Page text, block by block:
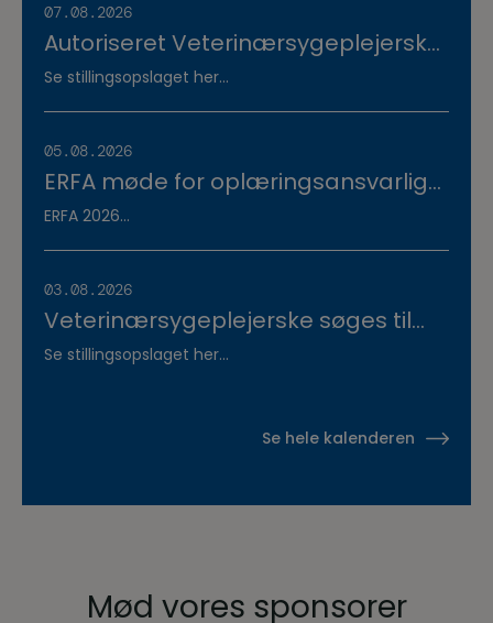
07.08.2026
Autoriseret Veterinærsygeplejerske
søges til fuldtidsstilling hos
Se stillingsopslaget her...
05.08.2026
ERFA møde for oplæringsansvarlige
på veterinærsygeplejerske
ERFA 2026...
03.08.2026
Veterinærsygeplejerske søges til
Hvidsten Dyrehospital
Se stillingsopslaget her...
Se hele kalenderen
Mød vores sponsorer